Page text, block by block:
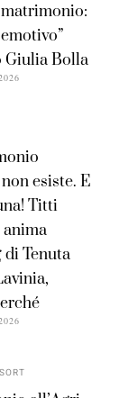
matrimonio:
Giulia Bolla
esiste. E
Titti
anima
di Tenuta